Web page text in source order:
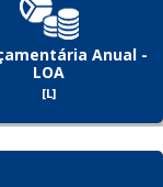
Anual -
LOA
[L]